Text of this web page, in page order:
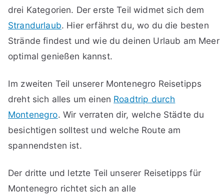
drei Kategorien. Der erste Teil widmet sich dem
Strandurlaub. Hier erfährst du, wo du die besten
Strände findest und wie du deinen Urlaub am Meer
optimal genießen kannst.
Im zweiten Teil unserer Montenegro Reisetipps
dreht sich alles um einen Roadtrip durch
Montenegro. Wir verraten dir, welche Städte du
besichtigen solltest und welche Route am
spannendsten ist.
Der dritte und letzte Teil unserer Reisetipps für
Montenegro richtet sich an alle